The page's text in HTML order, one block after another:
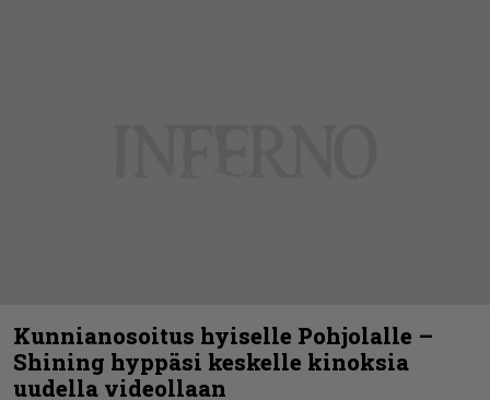
Kunnianosoitus hyiselle Pohjolalle –
Shining hyppäsi keskelle kinoksia
uudella videollaan